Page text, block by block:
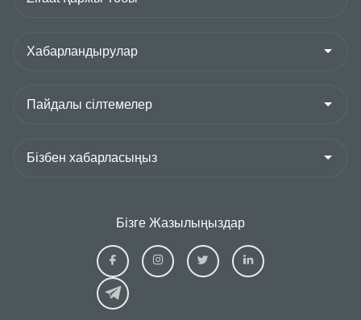
Бізге Жазылыңыздар
Ziraat
Kazakhstan
Facebook
Ziraat
Kazakhstan
Ziraat
Kazakhstan
Ziraat